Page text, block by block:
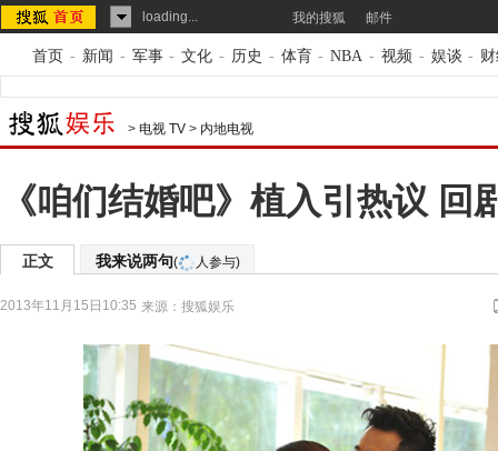
loading... 我的搜狐 邮件
首页 - 新闻 - 军事 - 文化 - 历史 - 体育 - NBA - 视频 - 娱谈 -
> 电视 TV > 内地电视
《咱们结婚吧》植入引热议 回
正文 我来说两句( 人参与)
2013年11月15日10:35 来源： 搜狐娱乐